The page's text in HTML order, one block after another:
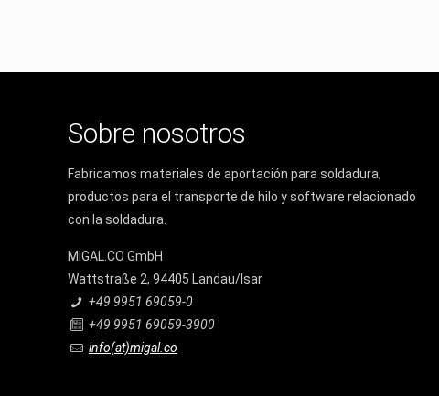
Sobre nosotros
Fabricamos materiales de aportación para soldadura,
productos para el transporte de hilo y software relacionado
con la soldadura.
MIGAL.CO GmbH
Wattstraße 2, 94405 Landau/Isar
+49 9951 69059-0
+49 9951 69059-3900
info(at)migal.co